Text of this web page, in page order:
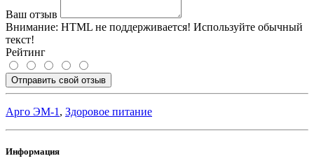
Ваш отзыв
Внимание: HTML не поддерживается! Используйте обычный
текст!
Рейтинг
Отправить свой отзыв
Арго ЭМ-1 , Здоровое питание
Информация